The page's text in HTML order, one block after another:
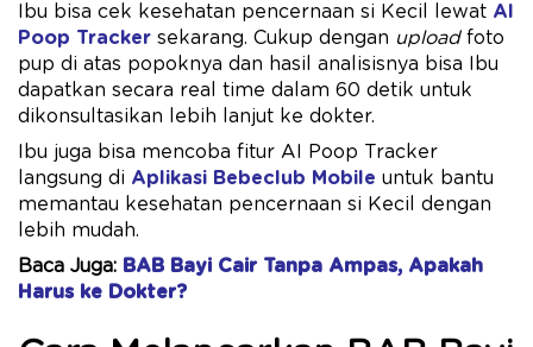
Ibu bisa cek kesehatan pencernaan si Kecil lewat AI
Poop Tracker sekarang. Cukup dengan uploadfoto
pup di atas popoknya dan hasil analisisnya bisa Ibu
dapatkan secara real time dalam 60 detik untuk
dikonsultasikan lebih lanjut ke dokter.
Ibu juga bisa mencoba fitur AI Poop Tracker
langsung di Aplikasi Bebeclub Mobile untuk bantu
memantau kesehatan pencernaan si Kecil dengan
lebih mudah.
Baca Juga: BAB Bayi Cair Tanpa Ampas, Apakah
Harus ke Dokter?